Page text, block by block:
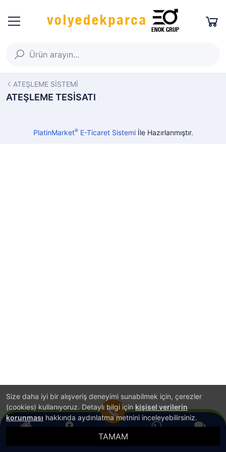
Size daha iyi bir alışveriş deneyimi sunabilmek için, çerezler
(cookies) kullanıyoruz. Detaylı bilgi için kişisel verilerin
korunması hakkında aydınlatma metnini inceleyebilirsiniz.
TAMAM
Hemen Ara
ATEŞLEME SİSTEMİ
ATEŞLEME TESİSATI
PlatinMarket®E-Ticaret Sistemiİle Hazırlanmıştır.